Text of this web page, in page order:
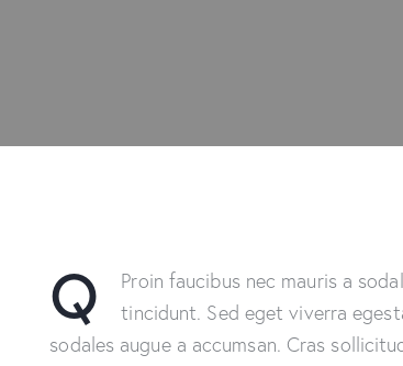
Q
Proin faucibus nec mauris a
tincidunt. Sed eget viverra
sodales augue a accumsan. Cras